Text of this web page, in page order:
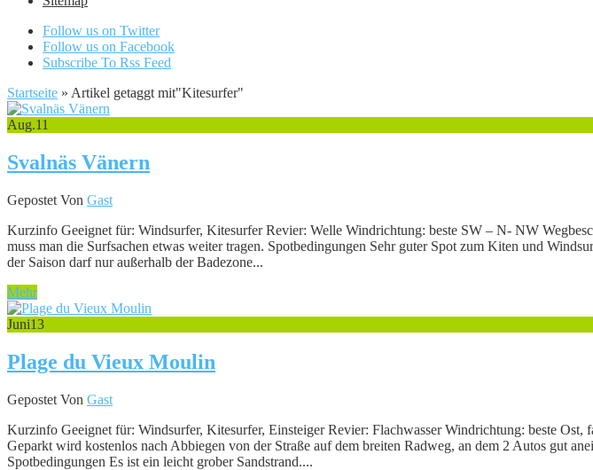
Follow us on Twitter
Follow us on Facebook
Subscribe To Rss Feed
Startseite » Artikel getaggt mit"Kitesurfer"
Aug.11
Svalnäs Vänern
Gepostet Von Gast
Kurzinfo Geeignet für: Windsurfer, Kitesurfer Revier: Welle Windrichtung: beste SW – N- NW
muss man die Surfsachen etwas weiter tragen. Spotbedingungen Sehr guter Spot zum Kiten und
der Saison darf nur außerhalb der Badezone...
Mehr
Juni13
Plage du Vieux Moulin
Gepostet Von Gast
Kurzinfo Geeignet für: Windsurfer, Kitesurfer, Einsteiger Revier: Flachwasser Windrichtung: beste
Geparkt wird kostenlos nach Abbiegen von der Straße auf dem breiten Radweg, an dem 2 Autos gut
Spotbedingungen Es ist ein leicht grober Sandstrand....